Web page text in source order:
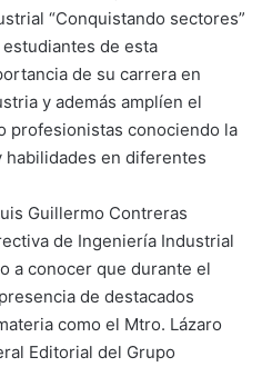
“Conquistando sectores”
de esta
de su carrera en
y además amplíen el
profesionistas conociendo la
en diferentes
Guillermo Contreras
de Ingeniería Industrial
a conocer que durante el
de destacados
como el Mtro. Lázaro
Editorial del Grupo